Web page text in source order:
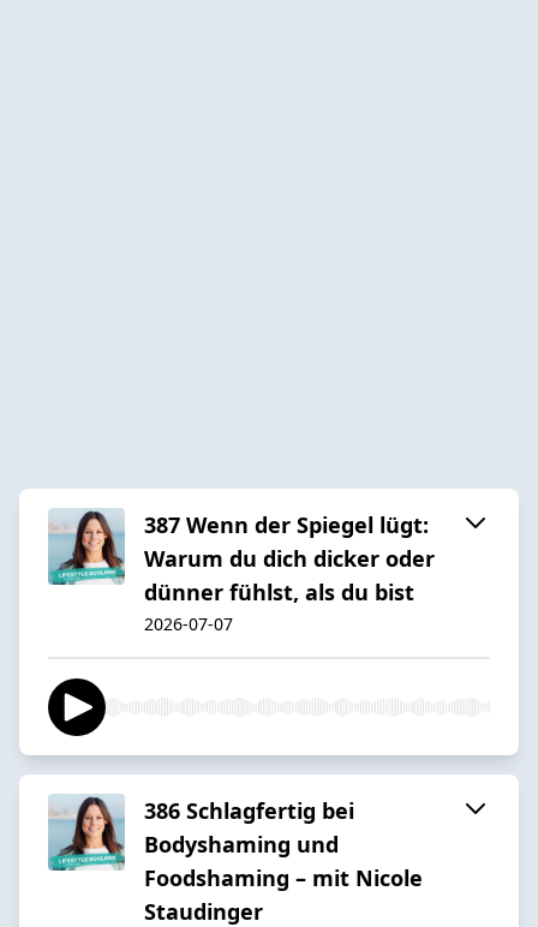
387 Wenn der Spiegel lügt:
Warum du dich dicker oder
dünner fühlst, als du bist
2026-07-07
386 Schlagfertig bei
Bodyshaming und
Foodshaming – mit Nicole
Staudinger